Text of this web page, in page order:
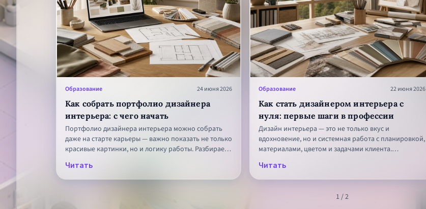
Образование 24 июня 2026
Как собрать портфолио дизайнера
интерьера: с чего начать
Портфолио дизайнера интерьера можно собрать
даже на старте карьеры — важно показать не только
красивые картинки, но и логику работы. Разбираем,
первые проекты уверенно и профессионально.
Читать
Образование 22 июня 2026
Как стать дизайнером интерьера с
нуля: первые шаги в профессии
Дизайн интерьера — это не только вкус и
вдохновение, но и системная работа с планировкой,
материалами, цветом и задачами клиента.
интеллектуальному проектированию интерьера в
Иркутске, если у вас пока нет профильного опыта.
Читать
1 /2